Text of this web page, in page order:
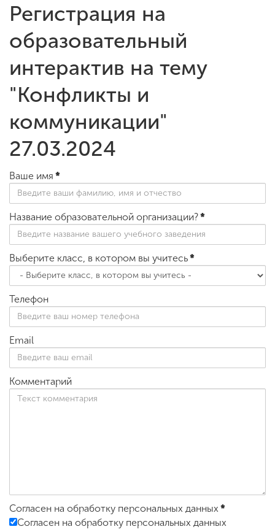
Сведения об
образовательной
организации
Приемная
комиссия
+7 (831) 262-26-20
Регистрация на
образовательный
интерактив на тему
"Конфликты и
коммуникации"
27.03.2024
Ваше имя *
Название образовательной организации?*
Выберите класс, в котором вы учитесь*
Телефон
Email
Комментарий
Согласен на обработку персональных данных *
Согласен на обработку персональных данных